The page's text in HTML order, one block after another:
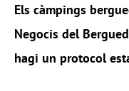
Els càmpings
Negocis del
hagi un protocol